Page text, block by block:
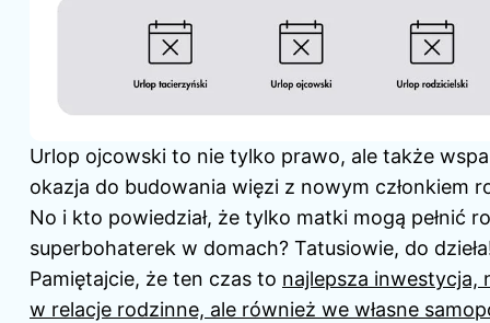
Urlop ojcowski to nie tylko prawo, ale także
okazja do budowania więzi z nowym członkiem
No i kto powiedział, że tylko matki mogą pełnić
superbohaterek w domach? Tatusiowie, do
Pamiętajcie, że ten czas to najlepsza inwestycja,
w relacje rodzinne, ale również we własne